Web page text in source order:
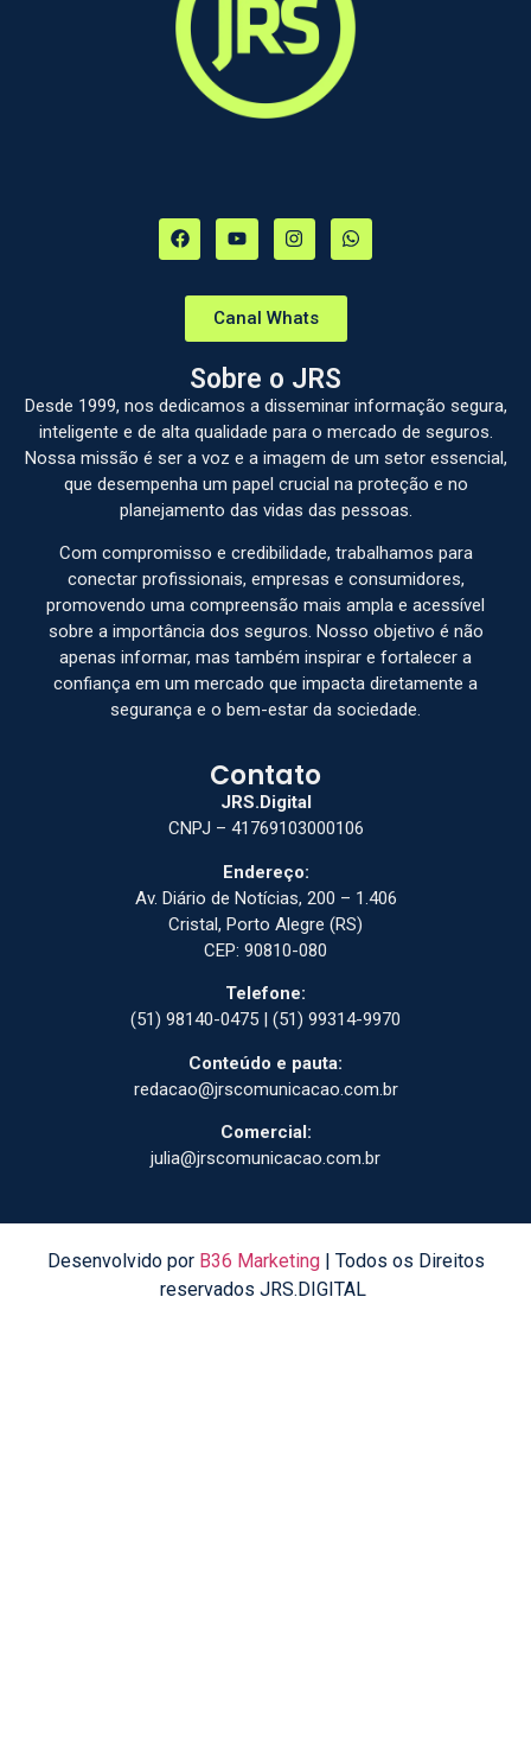
Canal Whats
Sobre o JRS
Desde 1999, nos dedicamos a disseminar informação segura,
inteligente e de alta qualidade para o mercado de seguros.
Nossa missão é ser a voz e a imagem de um setor essencial,
que desempenha um papel crucial na proteção e no
planejamento das vidas das pessoas.
Com compromisso e credibilidade, trabalhamos para
conectar profissionais, empresas e consumidores,
promovendo uma compreensão mais ampla e acessível
sobre a importância dos seguros. Nosso objetivo é não
apenas informar, mas também inspirar e fortalecer a
confiança em um mercado que impacta diretamente a
segurança e o bem-estar da sociedade.
Contato
JRS.Digital
CNPJ – 41769103000106
Endereço:
Av. Diário de Notícias, 200 – 1.406
Cristal, Porto Alegre (RS)
CEP: 90810-080
Telefone:
(51) 98140-0475 | (51) 99314-9970
Conteúdo e pauta:
redacao@jrscomunicacao.com.br
Comercial:
julia@jrscomunicacao.com.br
Desenvolvido por B36 Marketing| Todos os Direitos
reservados JRS.DIGITAL